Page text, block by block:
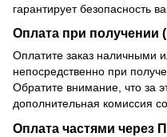
гарантирует безопасность
Оплата при получении
Оплатите заказ наличными
непосредственно при
Обратите внимание, что за
дополнительная комиссия
Оплата частями через